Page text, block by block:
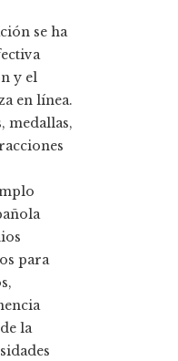
se ha
y el
en línea.
medallas,
para
la